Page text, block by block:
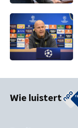
Wie luistert